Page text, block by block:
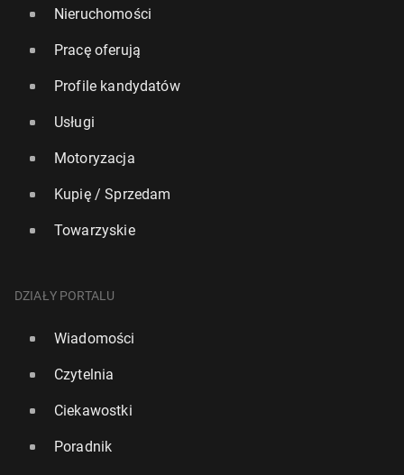
Nieruchomości
Pracę oferują
Profile kandydatów
Usługi
Motoryzacja
Kupię / Sprzedam
Towarzyskie
DZIAŁY PORTALU
Wiadomości
Czytelnia
Ciekawostki
Poradnik